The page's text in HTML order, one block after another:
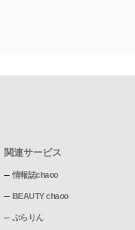
関連サービス
情報誌chaoo
BEAUTY chaoo
ぶらりん